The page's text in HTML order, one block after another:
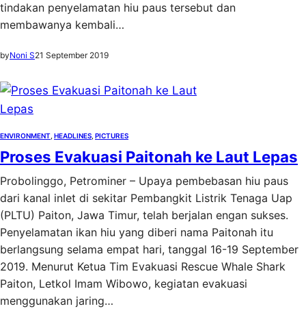
tindakan penyelamatan hiu paus tersebut dan
membawanya kembali…
byNoni S21 September 2019
ENVIRONMENT HEADLINES PICTURES
Proses Evakuasi Paitonah ke Laut Lepas
Probolinggo, Petrominer – Upaya pembebasan hiu paus
dari kanal inlet di sekitar Pembangkit Listrik Tenaga Uap
(PLTU) Paiton, Jawa Timur, telah berjalan engan sukses.
Penyelamatan ikan hiu yang diberi nama Paitonah itu
berlangsung selama empat hari, tanggal 16-19 September
2019. Menurut Ketua Tim Evakuasi Rescue Whale Shark
Paiton, Letkol Imam Wibowo, kegiatan evakuasi
menggunakan jaring…